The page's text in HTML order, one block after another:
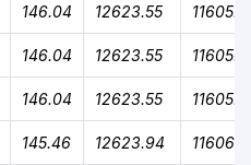
146.04 12623.55
146.04 12623.55
146.04 12623.55
145.46 12623.94